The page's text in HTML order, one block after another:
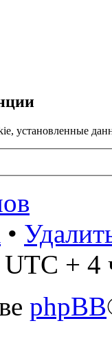
установленные
•
+ 4
phpBB